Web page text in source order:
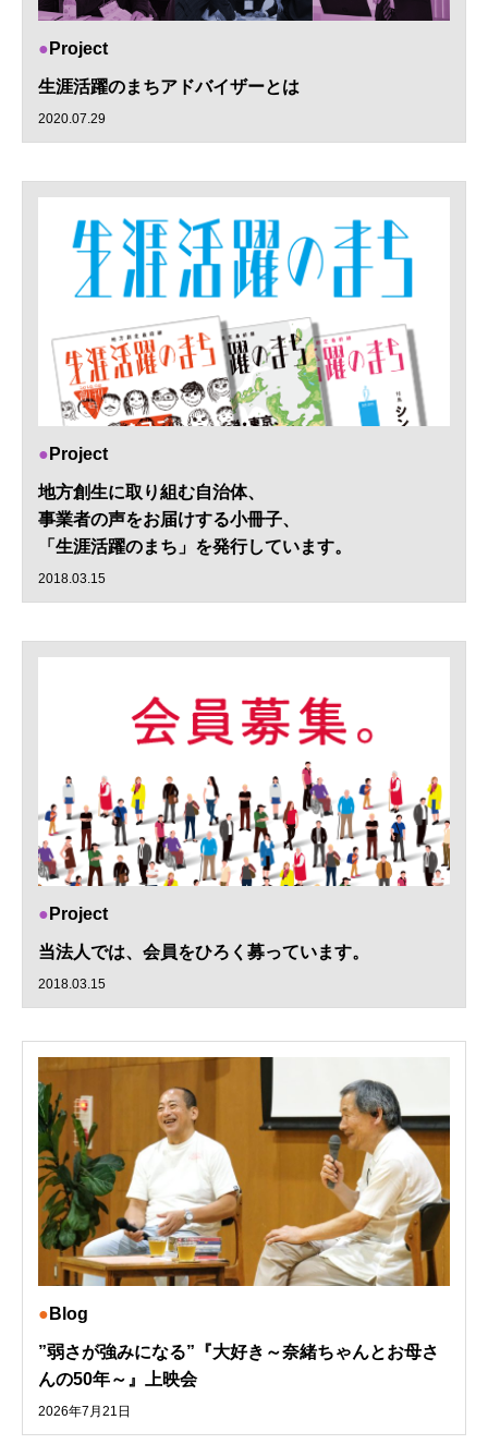
Project
生涯活躍のまちアドバイザーとは
2020.07.29
Project
地方創生に取り組む自治体、
事業者の声をお届けする小冊子、
「生涯活躍のまち」を発行しています。
2018.03.15
Project
当法人では、会員をひろく募っています。
2018.03.15
Blog
”弱さが強みになる”『大好き～奈緒ちゃんとお母さ
んの50年～』上映会
2026年7月21日